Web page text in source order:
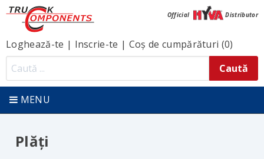
Official Distributor
Loghează-te | Inscrie-te | Coș de cumpărături (0)
MENU
Plăți